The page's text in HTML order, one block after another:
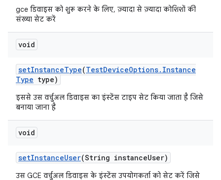
gce डिवाइस को शुरू करने के लिए, ज़्यादा से ज़्यादा कोशिशों की
संख्या सेट करें
void
setInstanceType(TestDeviceOptions. Instance
Type type)
इससे उस वर्चुअल डिवाइस का इंस्टेंस टाइप सेट किया जाता है जिसे
बनाया जाना है
void
setInstanceUser(String instanceUser)
उस GCE वर्चुअल डिवाइस के इंस्टेंस उपयोगकर्ता को सेट करें जिसे